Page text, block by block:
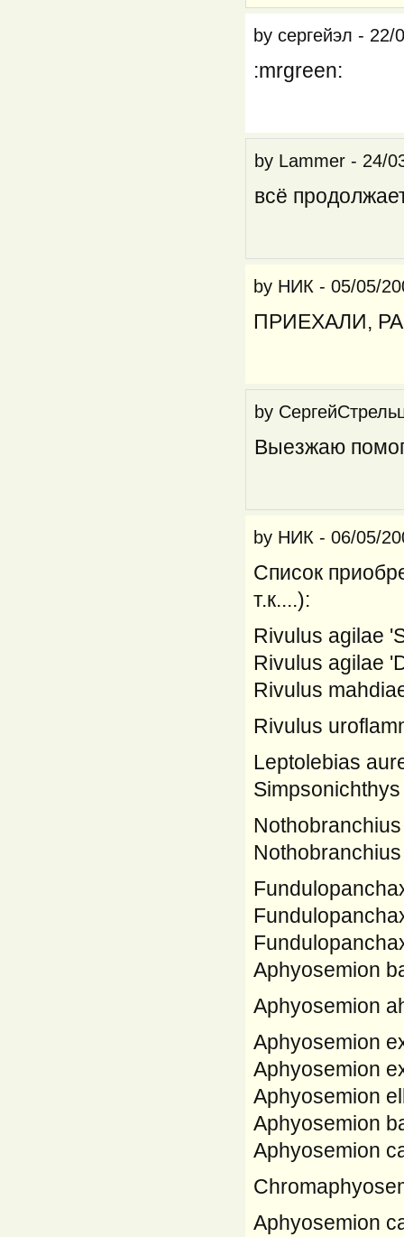
byсергейэл - 22/
:mrgreen:
by Lammer - 24/
всё
by НИК -05/05/
ПРИЕХАЛИ,
by
Выезжаю
by НИК -06/05/
Список
т.к....):
Rivulus agilae
Rivulus agilae
Rivulus
Rivulus
Leptolebias
Aphyosemion
Aphyosemion
Aphyosemion
Aphyosemion
Aphyosemion
Aphyosemion
Aphyosemion
Aphyosemion